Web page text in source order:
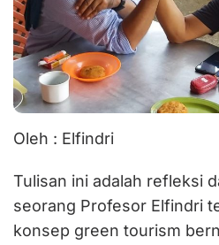
Oleh : Elfindri
Tulisan ini adalah refleksi
seorang Profesor Elfindri
konsep green tourism